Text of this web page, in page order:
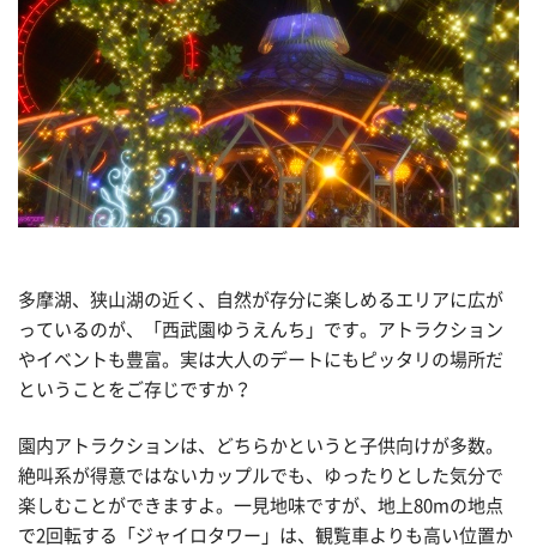
多摩湖、狭山湖の近く、自然が存分に楽しめるエリアに広が
っているのが、「西武園ゆうえんち」です。アトラクション
やイベントも豊富。実は大人のデートにもピッタリの場所だ
ということをご存じですか？
園内アトラクションは、どちらかというと子供向けが多数。
絶叫系が得意ではないカップルでも、ゆったりとした気分で
楽しむことができますよ。一見地味ですが、地上80mの地点
で2回転する「ジャイロタワー」は、観覧車よりも高い位置か